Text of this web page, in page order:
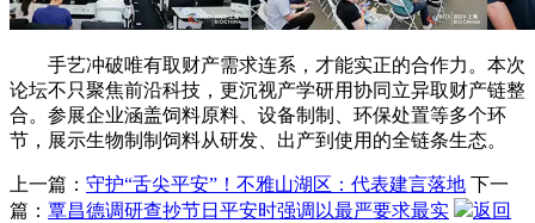
手艺冲破唯有取财产需求连系，才能实正的合作力。本次
论坛不只聚焦前沿科技，更沉视产学研用协同立异取财产链整
合。参展企业涵盖饲料原料、设备制制、环保处置等多个环
节，展示生物制制饲料从研发、出产到使用的全链条生态。
上一篇： 守护“舌尖平安”！不雅山湖区：代表建言落地 下一
篇： 覃昌德调研查抄节日平安时强调以最严要求最实
返回